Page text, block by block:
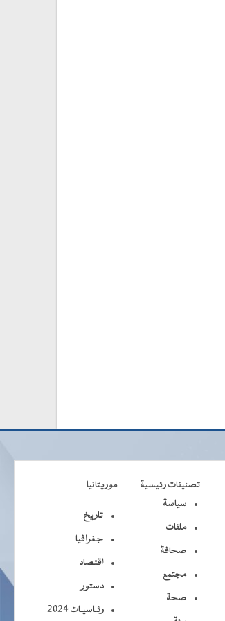
تصنيفات رئيسية
موريتانيا
سياسة
ملفات
صحافة
مجتمع
صحة
تاريخ
جغرافيا
اقتصاد
دستور
رئـاسيـات 2024